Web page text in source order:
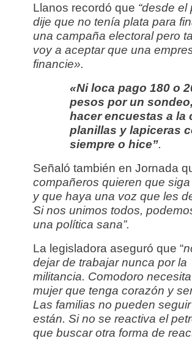
Llanos recordó que “desde el
dije que no tenía plata para
una campaña electoral pero
voy a aceptar que una
financie».
«Ni loca pago 180 o
pesos por un
hacer encuestas a la
planillas y lapiceras
siempre o hice”.
Señaló también en Jornada
compañeros quieren que
y que haya una voz que les
Si nos unimos todos,
una política sana”.
La legisladora aseguró que “
dejar de trabajar nunca por la
militancia. Comodoro
mujer que tenga corazón y
Las familias no pueden
están. Si no se reactiva el
que buscar otra forma de